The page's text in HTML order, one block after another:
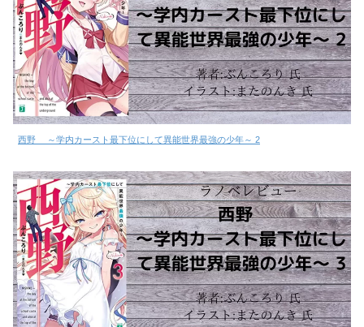
西野 ～学内カースト最下位にして異能世界最強の少年～ 2